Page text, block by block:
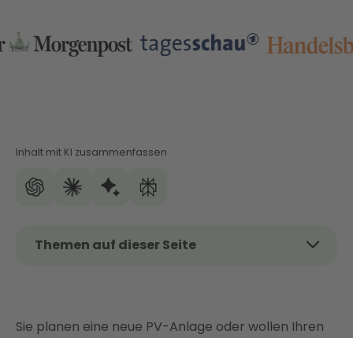
Inhalt mit KI zusammenfassen
Themen auf dieser Seite
Fronius GEN24 Plus im Modellprofil
Sie planen eine neue PV-Anlage oder wollen Ihren